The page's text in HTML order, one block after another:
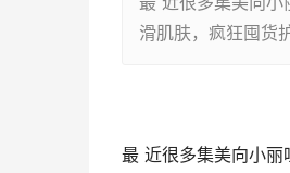
滑肌肤，疯狂囤货
最 近很多集美向小丽